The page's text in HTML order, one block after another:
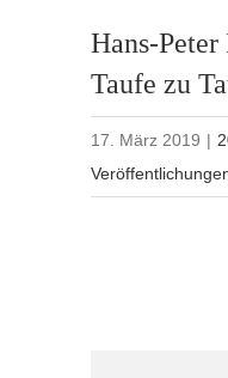
Hans-
Taufe zu
17. März 2019 |